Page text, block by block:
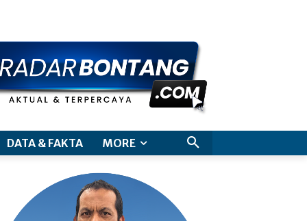
DATA & FAKTA MORE